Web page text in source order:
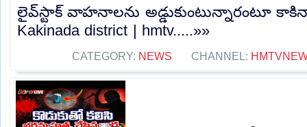
లైవ్‌స్టాక్ వాహనాలను అడ్డుకుంటున్నారంటూ
Kakinada district | hmtv.....»»
CATEGORY: NEWS CHANNEL: